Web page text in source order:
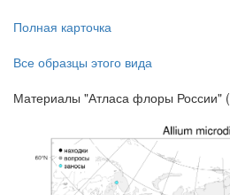
Полная карточка
Все образцы этого вида
Материалы "Атласа флоры России" (